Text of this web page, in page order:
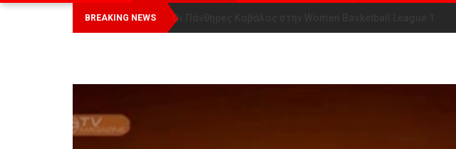
BREAKING NEWS Οι Πάνθηρες Καβάλας στην Women Basketball League 1